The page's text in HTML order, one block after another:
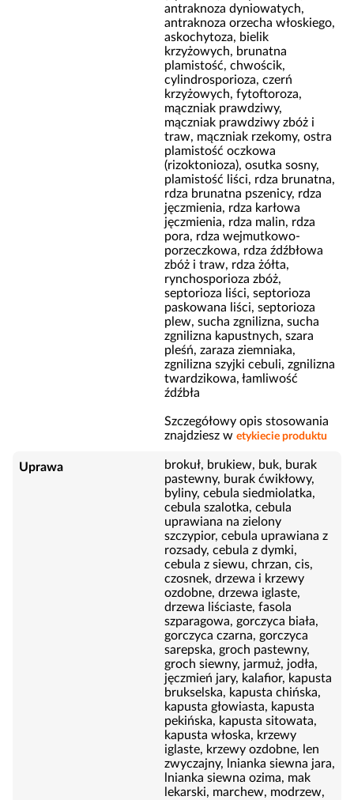
antraknoza dyniowatych,
antraknoza orzecha włoskiego,
askochytoza, bielik
krzyżowych, brunatna
plamistość, chwościk,
cylindrosporioza, czerń
krzyżowych, fytoftoroza,
mączniak prawdziwy,
mączniak prawdziwy zbóż i
traw, mączniak rzekomy, ostra
plamistość oczkowa
(rizoktonioza), osutka sosny,
plamistość liści, rdza brunatna,
rdza brunatna pszenicy, rdza
jęczmienia, rdza karłowa
jęczmienia, rdza malin, rdza
pora, rdza wejmutkowo-
porzeczkowa, rdza źdźbłowa
zbóż i traw, rdza żółta,
rynchosporioza zbóż,
septorioza liści, septorioza
paskowana liści, septorioza
plew, sucha zgnilizna, sucha
zgnilizna kapustnych, szara
pleśń, zaraza ziemniaka,
zgnilizna szyjki cebuli, zgnilizna
twardzikowa, łamliwość
źdźbła
Szczegółowy opis stosowania
znajdziesz w etykiecie produktu
Uprawa
brokuł, brukiew, buk, burak
pastewny, burak ćwikłowy,
byliny, cebula siedmiolatka,
cebula szalotka, cebula
uprawiana na zielony
szczypior, cebula uprawiana z
rozsady, cebula z dymki,
cebula z siewu, chrzan, cis,
czosnek, drzewa i krzewy
ozdobne, drzewa iglaste,
drzewa liściaste, fasola
szparagowa, gorczyca biała,
gorczyca czarna, gorczyca
sarepska, groch pastewny,
groch siewny, jarmuż, jodła,
jęczmień jary, kalafior, kapusta
brukselska, kapusta chińska,
kapusta głowiasta, kapusta
pekińska, kapusta sitowata,
kapusta włoska, krzewy
iglaste, krzewy ozdobne, len
zwyczajny, lnianka siewna jara,
lnianka siewna ozima, mak
lekarski, marchew, modrzew,